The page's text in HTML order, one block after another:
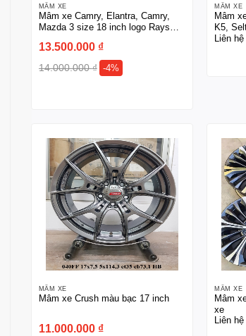
MÂM XE
Mâm xe Camry, Elantra, Camry,
Mazda 3 size 18 inch logo Rays
13.500.000 ₫
14.000.000₫ -4%
MÂM XE
Mâm
K5,
made
Liên hệ
MÂM XE
Mâm xe Crush màu bạc 17 inch
11.000.000 ₫
MÂM XE
Mâm
xe
Liên hệ